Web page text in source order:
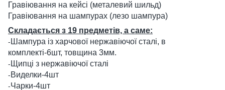
Гравіювання на кейсі (металевий шильд)
Гравіювання на шампурах (лезо шампура)
Складається з 19 предметів, а саме:
- Шампура із харчової нержавіючої сталі, в
комплекті-6шт, товщина 3мм.
- Щипці з нержавіючої сталі
-Виделки-4шт
-Чарки-4шт